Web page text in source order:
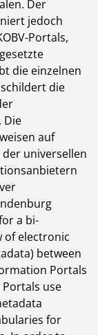
Der
jedoch
Portals,
die einzelnen
die
Die
auf
universellen
a bi-
of electronic
between
Portals
use
for